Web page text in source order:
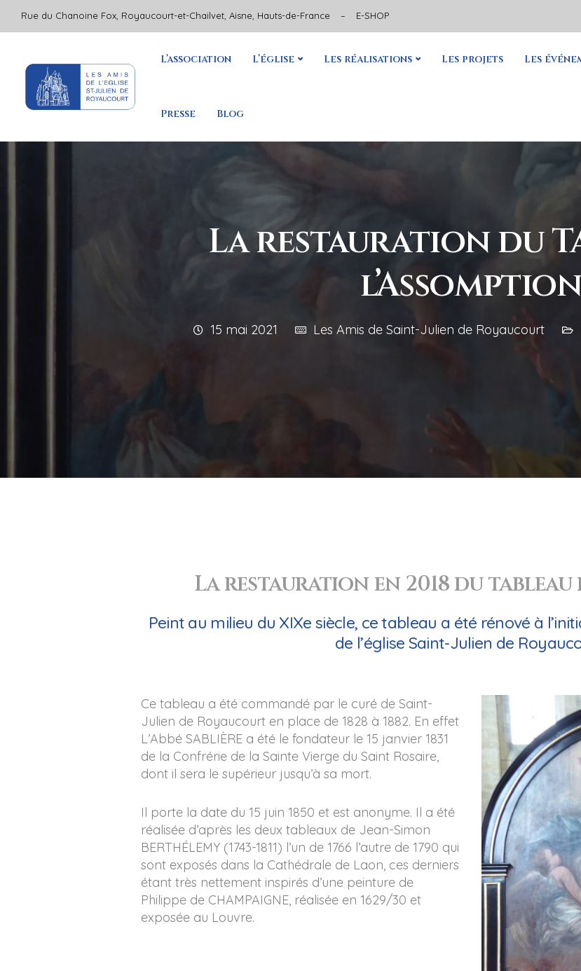
Rue du Chanoine Fox, Royaucourt-et-Chailvet, Aisne, Hauts-de-France – E-SHOP
L’association L’église Les réalisations Les projets Les
Presse Blog
La restauration du
15 mai 2021 Les Amis de Saint-Julien de Royaucourt
La restauration en 2018 du tableau
Peint au milieu du XIXe siècle, ce tableau a été rénové à
de l’église Saint-Julien de
Ce tableau a été commandé par le curé de Saint-
Julien de Royaucourt en place de 1828 à 1882. En effet
L’Abbé SABLIÈRE a été le fondateur le 15 janvier 1831
de la Confrérie de la Sainte Vierge du Saint Rosaire,
dont il sera le supérieur jusqu’à sa mort.
Il porte la date du 15 juin 1850 et est anonyme. Il a été
réalisée d’après les deux tableaux de Jean-Simon
BERTHÉLEMY (1743-1811) l’un de 1766 l’autre de 1790 qui
sont exposés dans la Cathédrale de Laon, ces derniers
étant très nettement inspirés d’une peinture de
Philippe de CHAMPAIGNE, réalisée en 1629/30 et
exposée au Louvre.